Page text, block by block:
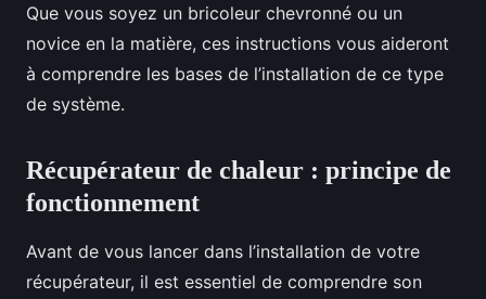
Que vous soyez un bricoleur chevronné ou un
novice en la matière, ces instructions vous aideront
à comprendre les bases de l’installation de ce type
de système.
Récupérateur de chaleur : principe de
fonctionnement
Avant de vous lancer dans l’installation de votre
récupérateur, il est essentiel de comprendre son